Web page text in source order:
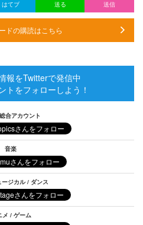
はてブ 送る 送信
ドの購読はこちら
報をTwitterで発信中
トをフォローしよう！
合アカウント
音楽
ジカル / ダンス
メ / ゲーム